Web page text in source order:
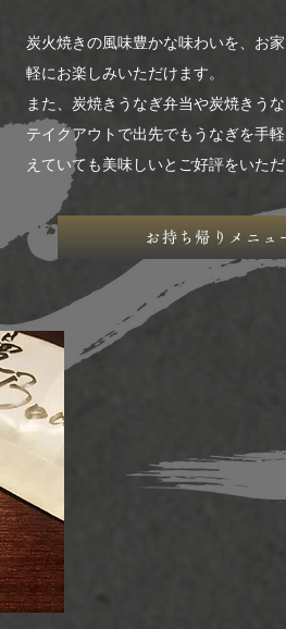
炭火焼きの風味豊かな味わいを、お
軽にお楽しみいただけます。
また、炭焼きうなぎ弁当や炭焼きうな
テイクアウトで出先でもうなぎを手
えていても美味しいとご好評をいただ
お持ち帰りメニュ